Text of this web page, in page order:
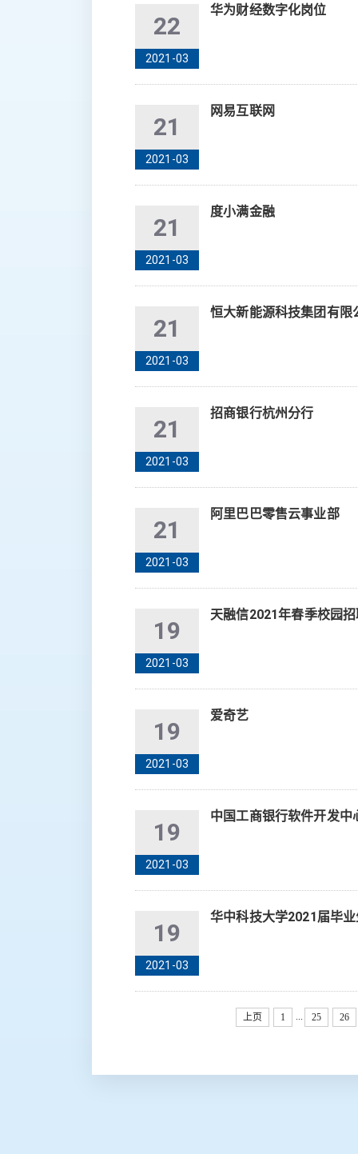
22
2021-03
华为财经数字化岗位
21
2021-03
网易互联网
21
2021-03
度小满金融
21
2021-03
恒大新能源科技集团有限
21
2021-03
招商银行杭州分行
21
2021-03
阿里巴巴零售云事业部
19
2021-03
天融信2021年春季校园
19
2021-03
爱奇艺
19
2021-03
中国工商银行软件开发
19
2021-03
华中科技大学2021届毕
上页 1 25 26